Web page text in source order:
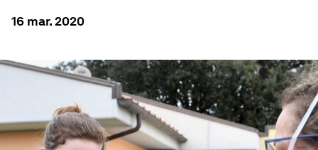
16 mar. 2020